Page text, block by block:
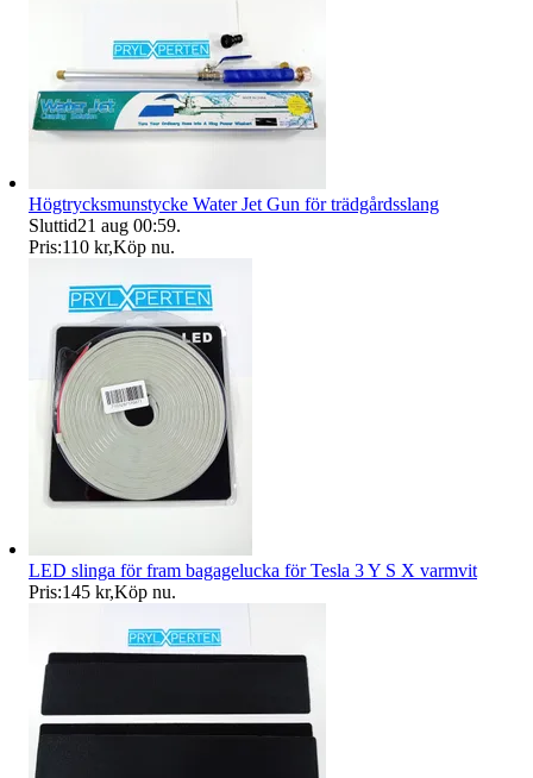
Högtrycksmunstycke Water Jet Gun för trädgårdsslang
Sluttid21 aug 00:59.
Pris:110 kr,Köp nu.
LED slinga för fram bagagelucka för Tesla 3 Y S X varmvit
Pris:145 kr,Köp nu.